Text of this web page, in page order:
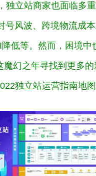
独立站商家也面临多
号风波、跨境物流成
低等。然而，困境中
魔幻之年寻找到更多
独立站运营指南地图